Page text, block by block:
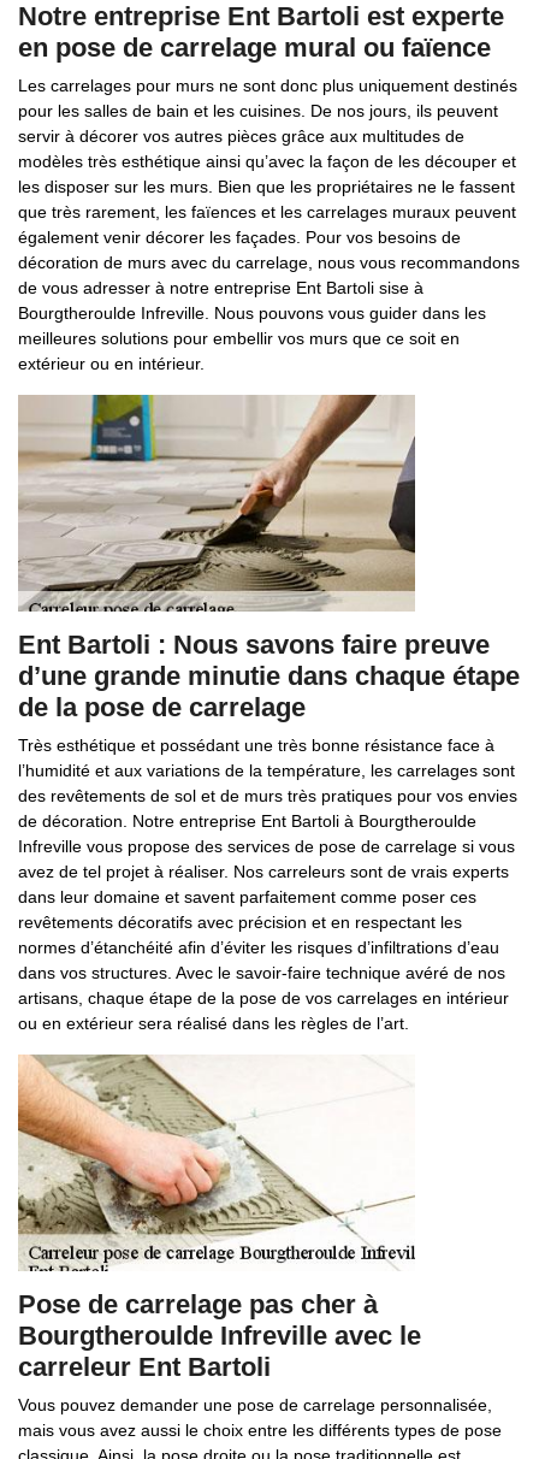
Notre entreprise Ent Bartoli est experte
en pose de carrelage mural ou faïence
Les carrelages pour murs ne sont donc plus uniquement destinés
pour les salles de bain et les cuisines. De nos jours, ils peuvent
servir à décorer vos autres pièces grâce aux multitudes de
modèles très esthétique ainsi qu’avec la façon de les découper et
les disposer sur les murs. Bien que les propriétaires ne le fassent
que très rarement, les faïences et les carrelages muraux peuvent
également venir décorer les façades. Pour vos besoins de
décoration de murs avec du carrelage, nous vous recommandons
de vous adresser à notre entreprise Ent Bartoli sise à
Bourgtheroulde Infreville. Nous pouvons vous guider dans les
meilleures solutions pour embellir vos murs que ce soit en
extérieur ou en intérieur.
Ent Bartoli : Nous savons faire preuve
d’une grande minutie dans chaque étape
de la pose de carrelage
Très esthétique et possédant une très bonne résistance face à
l’humidité et aux variations de la température, les carrelages sont
des revêtements de sol et de murs très pratiques pour vos envies
de décoration. Notre entreprise Ent Bartoli à Bourgtheroulde
Infreville vous propose des services de pose de carrelage si vous
avez de tel projet à réaliser. Nos carreleurs sont de vrais experts
dans leur domaine et savent parfaitement comme poser ces
revêtements décoratifs avec précision et en respectant les
normes d’étanchéité afin d’éviter les risques d’infiltrations d’eau
dans vos structures. Avec le savoir-faire technique avéré de nos
artisans, chaque étape de la pose de vos carrelages en intérieur
ou en extérieur sera réalisé dans les règles de l’art.
Pose de carrelage pas cher à
Bourgtheroulde Infreville avec le
carreleur Ent Bartoli
Vous pouvez demander une pose de carrelage personnalisée,
mais vous avez aussi le choix entre les différents types de pose